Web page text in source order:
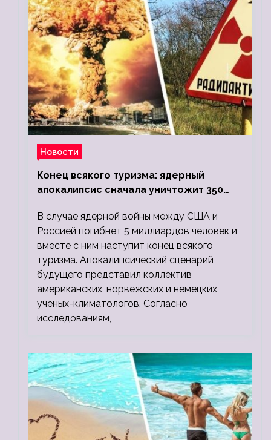
Новости
Конец всякого туризма: ядерный
апокалипсис сначала уничтожит 350
людей
В случае ядерной войны между США и
Россией погибнет 5 миллиардов человек и
вместе с ним наступит конец всякого
туризма. Апокалипсический сценарий
будущего представил коллектив
американских, норвежских и немецких
ученых-климатологов. Согласно
исследованиям,